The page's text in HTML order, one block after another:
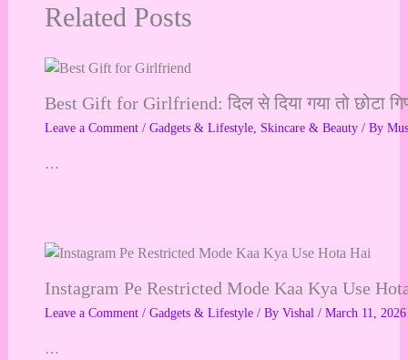
Related Posts
Best Gift for Girlfriend: दिल से दिया गया तो छोटा
Leave a Comment / Gadgets & Lifestyle, Skincare & Beauty/ By
…
Instagram Pe Restricted Mode Kaa Kya Use
Leave a Comment / Gadgets & Lifestyle/ By Vishal / March 11, 2026
…